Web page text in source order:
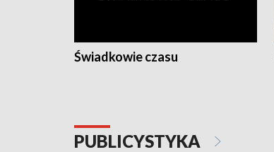
Świadkowie czasu
PUBLICYSTYKA